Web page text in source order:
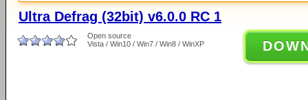
Ultra Defrag (32bit) v6.0.0 RC 1
Open source
Vista / Win10 / Win7 / Win8 / WinXP